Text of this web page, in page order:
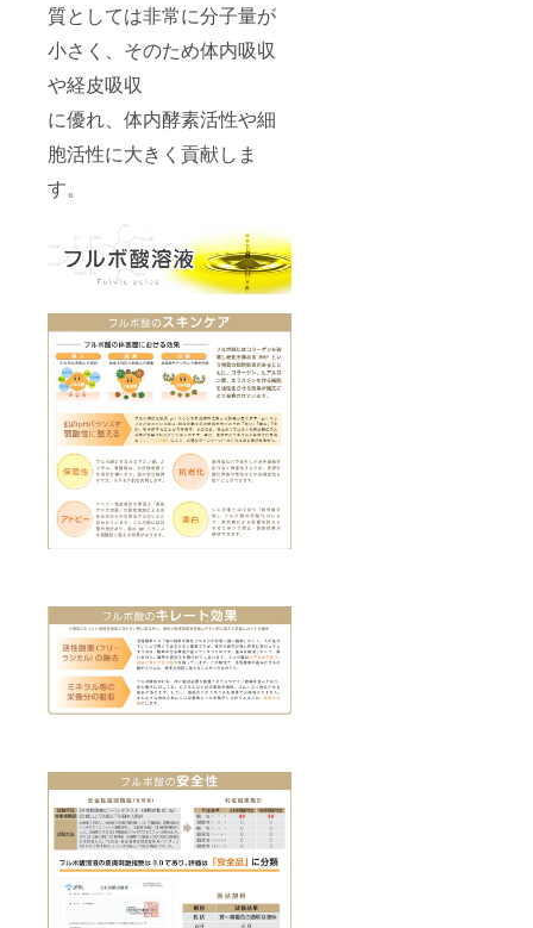
質としては非常に分子量が
小さく、そのため体内吸収
や経皮吸収
に優れ、体内酵素活性や細
胞活性に大きく貢献しま
す。